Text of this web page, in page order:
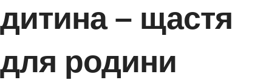
дитина – щастя
для родини